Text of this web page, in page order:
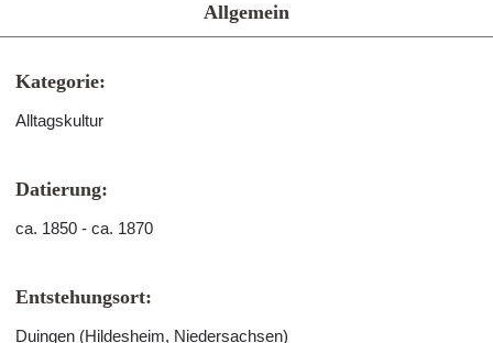
Allgemein
Kategorie:
Alltagskultur
Datierung:
ca. 1850 - ca. 1870
Entstehungsort:
Duingen (Hildesheim, Niedersachsen)